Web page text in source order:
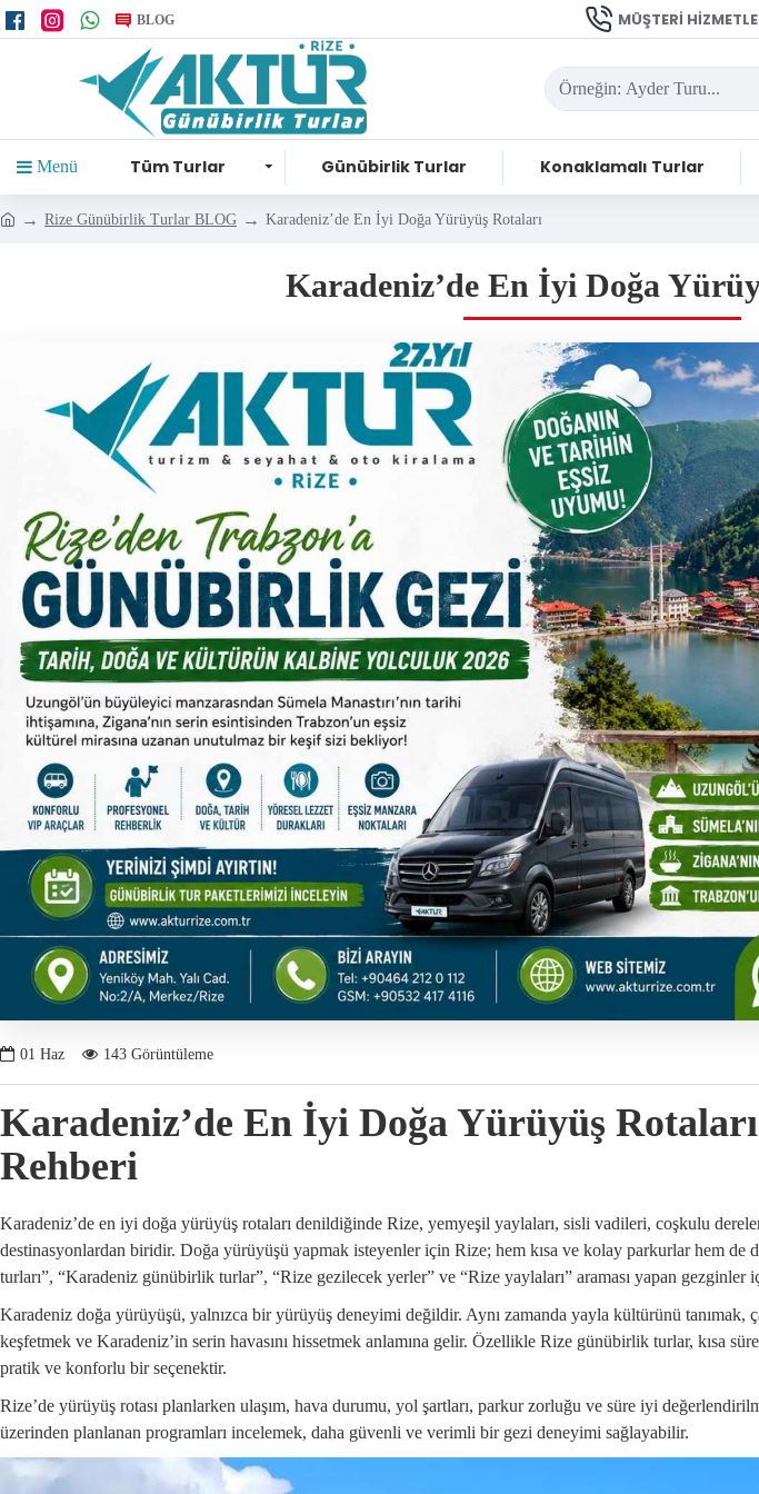
BLOG MÜŞTERI
Menü Tüm Turlar Günübirlik Turlar Konaklamalı Turlar
Rize Günübirlik Turlar BLOG Karadeniz’de En İyi Doğa Yürüyüş Rotaları
Karadeniz’de En İyi Doğa
01 Haz 143 Görüntüleme
Karadeniz’de En İyi Doğa Yürüyüş
Rehberi
Karadeniz’de en iyi doğa yürüyüş rotaları denildiğinde Rize, yemyeşil yaylaları, sisli vadileri, coşkulu
destinasyonlardan biridir. Doğa yürüyüşü yapmak isteyenler için Rize; hem kısa ve kolay parkurlar hem de
turları”, “Karadeniz günübirlik turlar”, “Rize gezilecek yerler” ve “Rize yaylaları” araması yapan gezginler
Karadeniz doğa yürüyüşü, yalnızca bir yürüyüş deneyimi değildir. Aynı zamanda yayla kültürünü tanımak,
keşfetmek ve Karadeniz’in serin havasını hissetmek anlamına gelir. Özellikle Rize günübirlik turlar, kısa
pratik ve konforlu bir seçenektir.
Rize’de yürüyüş rotası planlarken ulaşım, hava durumu, yol şartları, parkur zorluğu ve süre iyi
üzerinden planlanan programları incelemek, daha güvenli ve verimli bir gezi deneyimi sağlayabilir.